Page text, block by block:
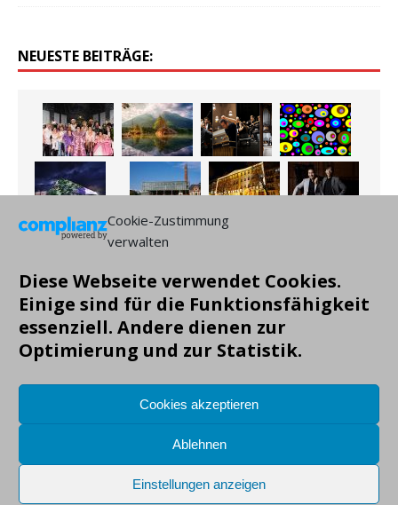
Cookie-Zustimmung
verwalten
Diese Webseite verwendet Cookies.
Einige sind für die Funktionsfähigkeit
essenziell. Andere dienen zur
Optimierung und zur Statistik.
Cookies akzeptieren
Ablehnen
Einstellungen anzeigen
NEUESTE BEITRÄGE: